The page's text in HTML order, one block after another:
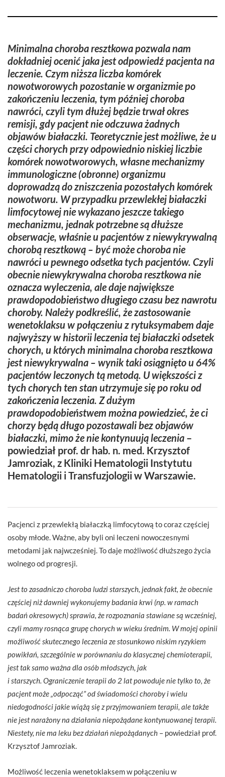
Minimalna choroba resztkowa pozwala nam
dokładniej ocenić jaka jest odpowiedź pacjenta na
leczenie. Czym niższa liczba komórek
nowotworowych pozostanie w organizmie po
zakończeniu leczenia, tym później choroba
nawróci, czyli tym dłużej będzie trwał okres
remisji, gdy pacjent nie odczuwa żadnych
objawów białaczki. Teoretycznie jest możliwe, że u
części chorych przy odpowiednio niskiej liczbie
komórek nowotworowych, własne mechanizmy
immunologiczne (obronne) organizmu
doprowadzą do zniszczenia pozostałych komórek
nowotworu. W przypadku przewlekłej białaczki
limfocytowej nie wykazano jeszcze takiego
mechanizmu, jednak potrzebne są dłuższe
obserwacje, właśnie u pacjentów z niewykrywalną
chorobą resztkową – być może choroba nie
nawróci u pewnego odsetka tych pacjentów. Czyli
obecnie niewykrywalna choroba resztkowa nie
oznacza wyleczenia, ale daje największe
prawdopodobieństwo długiego czasu bez nawrotu
choroby. Należy podkreślić, że zastosowanie
wenetoklaksu w połączeniu z rytuksymabem daje
najwyższy w historii leczenia tej białaczki odsetek
chorych, u których minimalna choroba resztkowa
jest niewykrywalna – wynik taki osiągnięto u 64%
pacjentów leczonych tą metodą. U większości z
tych chorych ten stan utrzymuje się po roku od
zakończenia leczenia. Z dużym
prawdopodobieństwem można powiedzieć, że ci
chorzy będą długo pozostawali bez objawów
białaczki, mimo że nie kontynuują leczenia –
powiedział prof. dr hab. n. med. Krzysztof
Jamroziak, z Kliniki Hematologii Instytutu
Hematologii i Transfuzjologii w Warszawie.
Pacjenci z przewlekłą białaczką limfocytową to coraz częściej
osoby młode. Ważne, aby byli oni leczeni nowoczesnymi
metodami jak najwcześniej. To daje możliwość dłuższego życia
wolnego od progresji.
Jest to zasadniczo choroba ludzi starszych, jednak fakt, że obecnie
częściej niż dawniej wykonujemy badania krwi (np. w ramach
badań okresowych) sprawia, że rozpoznania stawiane są wcześniej,
czyli mamy rosnąca grupę chorych w wieku średnim. W mojej opinii
możliwość skutecznego leczenia ze stosunkowo niskim ryzykiem
powikłań, szczególnie w porównaniu do klasycznej chemioterapii,
jest tak samo ważna dla osób młodszych, jak
i starszych. Ograniczenie terapii do 2 lat powoduje nie tylko to, że
pacjent może „odpocząć” od świadomości choroby i wielu
niedogodności jakie wiążą się z przyjmowaniem terapii, ale także
nie jest narażony na działania niepożądane kontynuowanej terapii.
Niestety, nie ma leku bez działań niepożądanych – powiedział prof.
Krzysztof Jamroziak.
Możliwość leczenia wenetoklaksem w połączeniu w